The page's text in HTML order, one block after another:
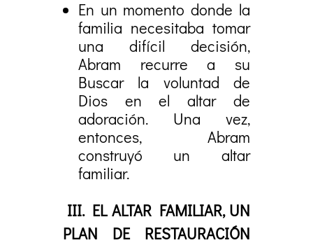
En un momento donde la
familia necesitaba tomar
una difícil decisión,
Abram recurre a su
Buscar la voluntad de
Dios en el altar de
adoración. Una vez,
entonces, Abram
construyó un altar
familiar.
III. EL ALTAR FAMILIAR, UN
PLAN DE RESTAURACIÓN